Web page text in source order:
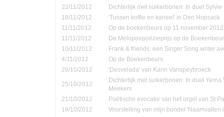
22/11/2012
Dichterlijk met suikerbonen: In duet
18/11/2012
'Tussen koffie en kaneel' in Den Hopsack
11/11/2012
Op de boekenbeurs op 11 november 2012
11/11/2012
De Melopeepoëzieprijs op de
10/11/2012
Frank & friends: een Singer Song writer
4/11/2012
Op de Boekenbeurs
26/10/2012
'Desvelada' van Karin Vanspeybroeck
25/10/2012
Dichterlijk met suikerbonen: In duet
Meekers
21/10/2012
Poëtische evocatie van het orgel van St
18/10/2012
Voorstelling van mijn bundel 'Naamvallen